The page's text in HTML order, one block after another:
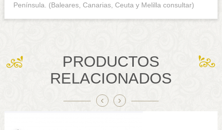
Península. (Baleares, Canarias, Ceuta y Melilla consultar)
PRODUCTOS
RELACIONADOS
‹ ›